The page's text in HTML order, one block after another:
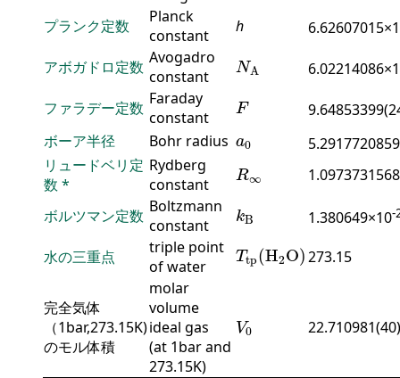
プランク定数
Planck
constant
h
アボガドロ定数 Avogadro
constant
NA
NA
ファラデー定数 Faraday
constant
F
F
ボーア半径
Bohr radius a0
a0
リュードベリ定
数 *
Rydberg
constant
R∞
R∞
ボルツマン定数 Boltzmann
constant
kB
k 1.380649×10-
水の三重点
triple point
of water
Ttp(H2O)
Ttp(H 2O)273.15
完全気体
（1bar,273.15K)
のモル体積
molar
volume
ideal gas
(at 1bar and
273.15K)
V0
V0 22.710981(40)